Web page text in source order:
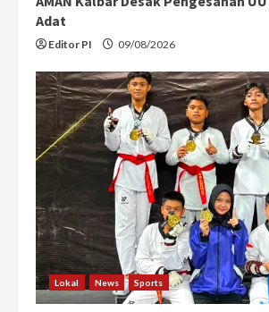
Adat
Editor PI 09/08/2026
Lokal News Sports